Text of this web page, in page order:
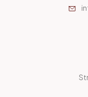
Laisvės